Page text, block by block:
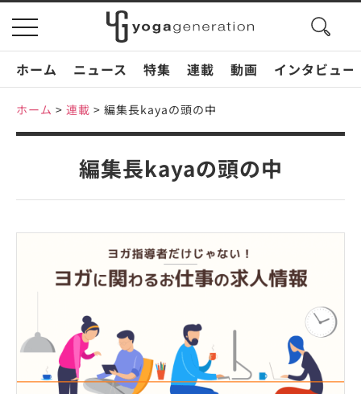
toggle
navigation
search
ホーム
ニュース 特集 連載 動画 インタビュー
ホーム > 連載 > 編集長kayaの頭の中
編集長kayaの頭の中